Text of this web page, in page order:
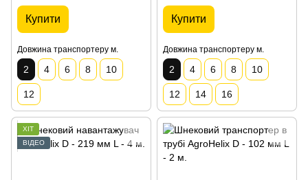
Купити
Довжина транспортеру м.
2 4 6 8 10
12
Купити
Довжина транспортеру м.
2 4 6 8 10
12 14 16
ХІТ
ВІДЕО